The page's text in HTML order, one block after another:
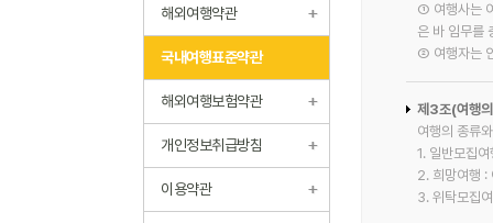
해외여행약관
국내여행표준약관
해외여행보험약관
개인정보취급방침
이용약관
① 여행사는
은 바 임무를
② 여행자는
제3조(여행
여행의 종류
1. 일반모집
2. 희망여행 :
3. 위탁모집